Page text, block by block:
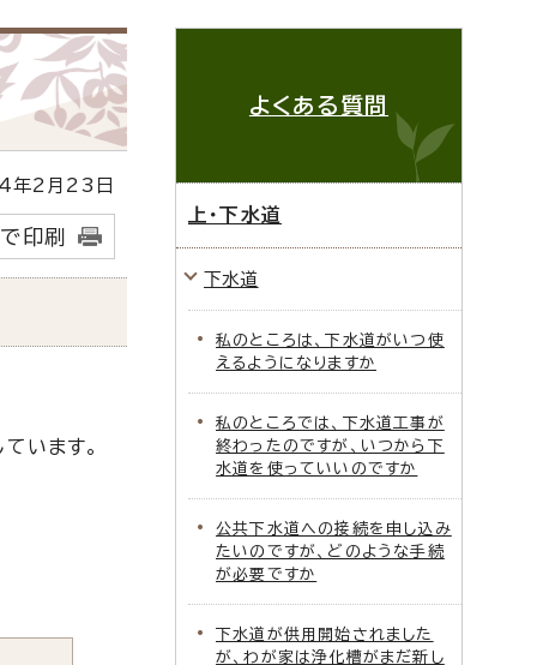
2月23日
印刷
います。
よくある質問
上・下水道
下水道
私のところは、下水道がいつ使
えるようになりますか
私のところでは、下水道工事が
終わったのですが、いつから下
水道を使っていいのですか
公共下水道への接続を申し込み
たいのですが、どのような手続
が必要ですか
下水道が供用開始されました
が、わが家は浄化槽がまだ新し